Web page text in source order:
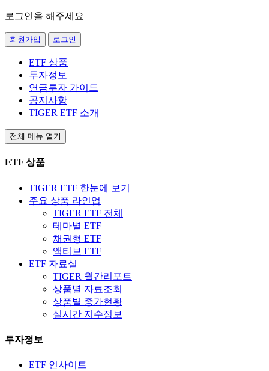
로그인을 해주세요
회원가입 로그인
ETF 상품
투자정보
연금투자 가이드
공지사항
TIGER ETF 소개
전체 메뉴 열기
ETF 상품
TIGER ETF 한눈에 보기
주요 상품 라인업
TIGER ETF 전체
테마별 ETF
채권형 ETF
액티브 ETF
ETF 자료실
TIGER 월간리포트
상품별 자료조회
상품별 종가현황
실시간 지수정보
투자정보
ETF 인사이트